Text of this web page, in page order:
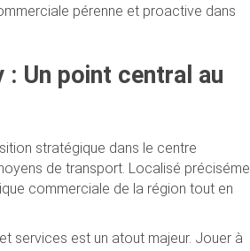
pérenne et proactive dans
Un point central au
stratégique dans le centre
de transport. Localisé
commerciale de la région tout en
services est un atout majeur. Jouer à